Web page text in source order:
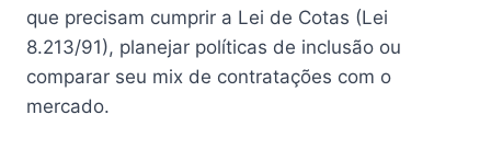
que precisam cumprir a Lei de Cotas (Lei
8.213/91), planejar políticas de inclusão ou
comparar seu mix de contratações com o
mercado.